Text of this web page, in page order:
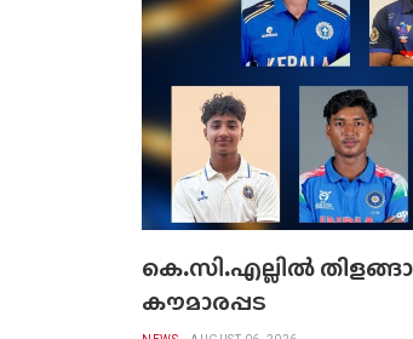
കെ.സി.എല്ലിൽ
കൗമാരപ്പട